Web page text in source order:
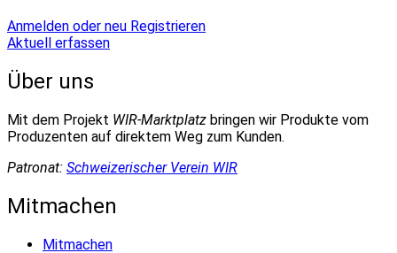
Anmelden oder neu Registrieren
Aktuell erfassen
Über uns
Mit dem Projekt WIR-Marktplatz bringen wir Produkte vom
Produzenten auf direktem Weg zum Kunden.
Patronat: Schweizerischer Verein WIR
Mitmachen
Mitmachen